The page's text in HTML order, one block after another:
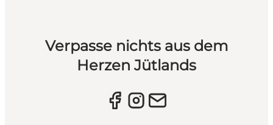
Verpasse nichts aus dem
Herzen Jütlands